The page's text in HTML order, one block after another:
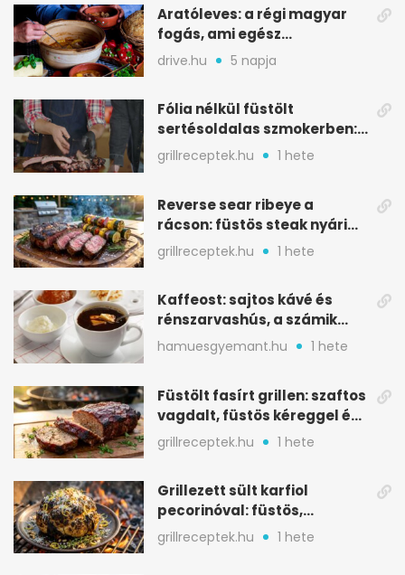
Aratóleves: a régi magyar
fogás, ami egész
csapatokat jóllakatott
drive.hu 5 napja
Fólia nélkül füstölt
sertésoldalas szmokerben:
ropogós bark, 6 óra
grillreceptek.hu 1 hete
Reverse sear ribeye a
rácson: füstös steak nyári
tökkebabbal
grillreceptek.hu 1 hete
Kaffeost: sajtos kávé és
rénszarvashús, a számik
melegítő itala
hamuesgyemant.hu 1 hete
Füstölt fasírt grillen: szaftos
vagdalt, füstös kéreggel és
BBQ mázzal
grillreceptek.hu 1 hete
Grillezett sült karfiol
pecorinóval: füstös,
karamellizált nyári kedvenc
grillreceptek.hu 1 hete